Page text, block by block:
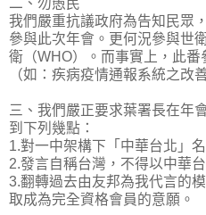
我們嚴重抗議政府為告知民眾
參與此次年會。更何況參與世
衛（WHO）。而事實上，此
（如：疾病疫情通報系統之改
三、我們嚴正要求葉署長在年
到下列幾點：
1.對一中架構下「中華台北」
2.發言自稱台灣，不得以中華
3.翻轉過去由友邦為我代言的
取成為完全資格會員的意願。